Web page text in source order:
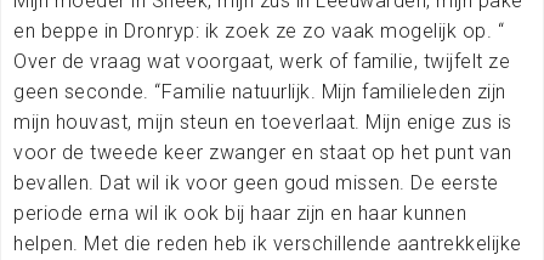
en beppe in Dronryp: ik zoek ze zo vaak mogelijk op. “
Over de vraag wat voorgaat, werk of familie, twijfelt ze
geen seconde. “Familie natuurlijk. Mijn familieleden zijn
mijn houvast, mijn steun en toeverlaat. Mijn enige zus is
voor de tweede keer zwanger en staat op het punt van
bevallen. Dat wil ik voor geen goud missen. De eerste
periode erna wil ik ook bij haar zijn en haar kunnen
helpen. Met die reden heb ik verschillende aantrekkelijke